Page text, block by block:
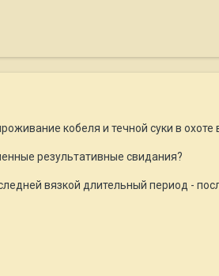
кобеля и течной суки в
результативные свидания?
вязкой длительный период -